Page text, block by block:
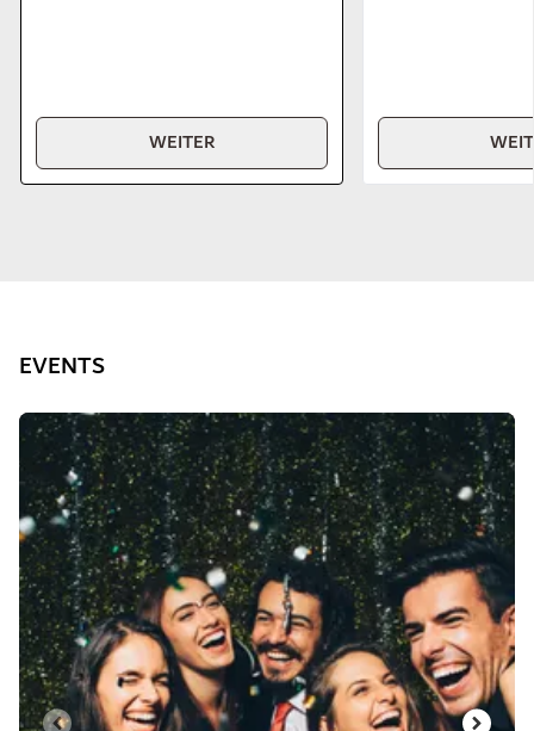
WEITER
EVENTS
Dia 1 von 3